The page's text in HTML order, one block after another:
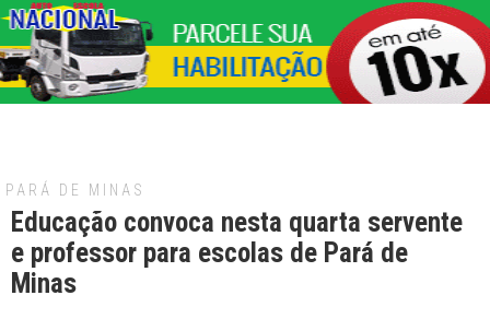
PARÁ DE MINAS
Educação convoca nesta quarta servente
e professor para escolas de Pará de
Minas